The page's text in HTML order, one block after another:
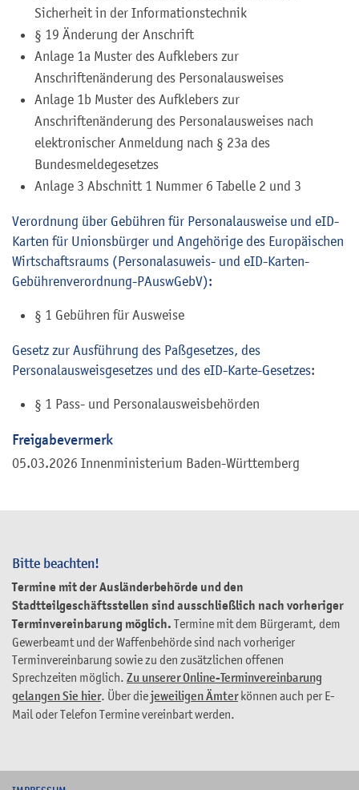
Bitte beachten!
Termine mit der Ausländerbehörde und den
Stadtteilgeschäftsstellen sind ausschließlich nach vorheriger
Terminvereinbarung möglich. Termine mit dem Bürgeramt, dem
Gewerbeamt und der Waffenbehörde sind nach vorheriger
Terminvereinbarung sowie zu den zusätzlichen offenen
Sprechzeiten möglich. Zu unserer Online-Terminvereinbarung
gelangen Sie hier. Über diejeweiligen Ämterkönnen auch per E-
Mail oder Telefon Termine vereinbart werden.
Sicherheit in der Informationstechnik
§ 19 Änderung der Anschrift
Anlage 1a Muster des Aufklebers zur
Anschriftenänderung des Personalausweises
Anlage 1b Muster des Aufklebers zur
Anschriftenänderung des Personalausweises nach
elektronischer Anmeldung nach § 23a des
Bundesmeldegesetzes
Anlage 3 Abschnitt 1 Nummer 6 Tabelle 2 und 3
Verordnung über Gebühren für Personalausweise und eID-
Karten für Unionsbürger und Angehörige des Europäischen
Wirtschaftsraums (Personalasuweis- und eID-Karten-
Gebührenverordnung-PAuswGebV):
§ 1 Gebühren für Ausweise
Gesetz zur Ausführung des Paßgesetzes, des
Personalausweisgesetzes und des eID-Karte-Gesetzes:
§ 1 Pass- und Personalausweisbehörden
Freigabevermerk
05.03.2026 Innenministerium Baden-Württemberg